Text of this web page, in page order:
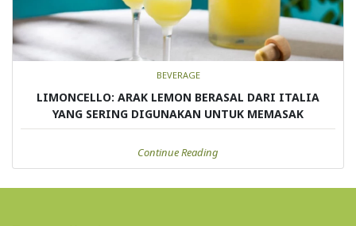
BEVERAGE
LIMONCELLO: ARAK LEMON BERASAL DARI ITALIA
YANG SERING DIGUNAKAN UNTUK MEMASAK
Continue Reading